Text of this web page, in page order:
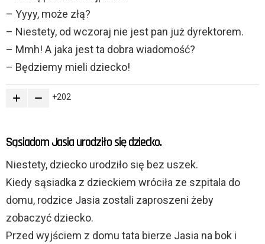
– Yyyy, może złą?
– Niestety, od wczoraj nie jest pan już dyrektorem.
– Mmh! A jaka jest ta dobra wiadomość?
– Będziemy mieli dziecko!
202
Sąsiadom Jasia urodziło się dziecko.
Niestety, dziecko urodziło się bez uszek.
Kiedy sąsiadka z dzieckiem wróciła ze szpitala do
domu, rodzice Jasia zostali zaproszeni żeby
zobaczyć dziecko.
Przed wyjściem z domu tata bierze Jasia na bok i